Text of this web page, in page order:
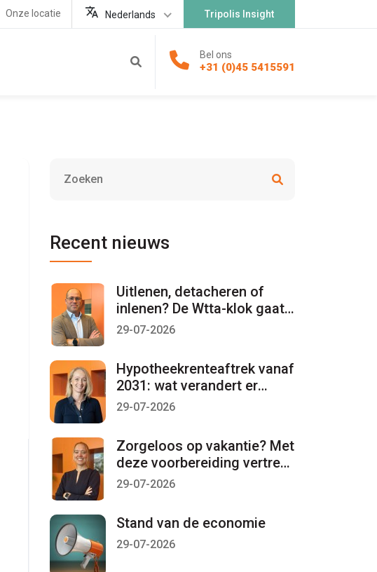
Tripolis Insight
Nederlands
Onze locatie
Bel ons
+31 (0)45 5415591
Recent nieuws
Uitlenen, detacheren of
inlenen? De Wtta-klok gaat
per 1 januari 2027 lopen
29-07-2026
Hypotheekrenteaftrek vanaf
2031: wat verandert er
mogelijk?
29-07-2026
Zorgeloos op vakantie? Met
deze voorbereiding vertrekt
u met een gerust gevoel
29-07-2026
Stand van de economie
29-07-2026